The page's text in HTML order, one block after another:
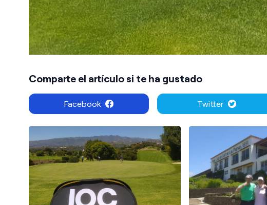
Comparte el artículo si te ha gustado
Facebook Twitter